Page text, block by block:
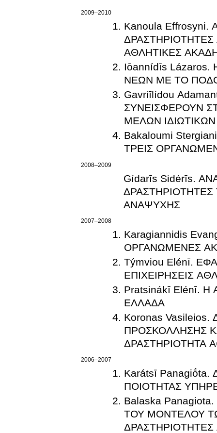
2009–2010
Kanoula
ΑΘΛΗΤΙΚΕΣ
Iōannídīs
ΝΕΩΝ ΜΕ ΤΟ
Gavriīlídou
ΣΥΝΕΙΣΦΕΡΟΥΝ
ΜΕΛΩΝ
Bakaloumi
ΤΡΕΙΣ
2008–2009
Gídarīs Sidérīs.
ΔΡΑΣΤΗΡΙΟΤΗΤΕΣ
ΑΝΑΨΥΧΗΣ
2007–2008
Karagiannidis
ΟΡΓΑΝΩΜΕΝΕΣ
Týmviou Elénī.
ΕΠΙΧΕΙΡΗΣΕΙΣ
Pratsinákī Elénī.
ΕΛΛΑΔΑ
Koronas
ΠΡΟΣΚΟΛΛΗΣΗΣ
ΔΡΑΣΤΗΡΙΟΤΗΤΑ
2006–2007
Karátsī
ΠΟΙΟΤΗΤΑΣ
Balaska
ΤΟΥ ΜΟΝΤΕΛΟΥ